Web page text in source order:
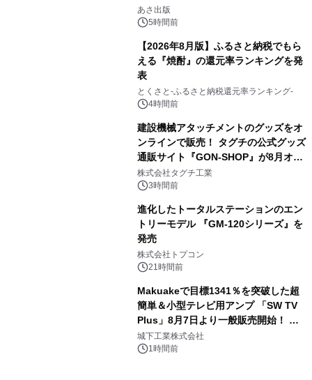
養としての蕎麦』2026年8月25日
（火）発売
あさ出版
5時間前
【2026年8月版】ふるさと納税でもら
える『焼酎』の還元率ランキングを発
表
とくさと-ふるさと納税還元率ランキング-
4時間前
建設機械アタッチメントのグッズをオ
ンラインで販売！ タグチの公式グッズ
通販サイト『GON-SHOP』が8月オー
プン
株式会社タグチ工業
3時間前
進化したトータルステーションのエン
トリーモデル 『GM-120シリーズ』を
発売
株式会社トプコン
21時間前
Makuakeで目標1341％を突破した超
簡単＆小型テレビ用アンプ 「SW TV
Plus」8月7日より一般販売開始！ ケ
ーブル1本つなぐだけ、テレビの音が
ぐっと豊かに
城下工業株式会社
1時間前